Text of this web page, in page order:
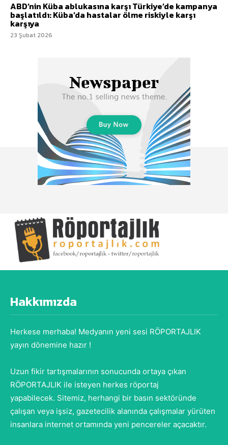
ABD’nin Küba ablukasına karşı Türkiye’de kampanya
başlatıldı: Küba’da hastalar ölme riskiyle karşı
karşıya
23 Şubat 2026
Hakkımızda
Herkese merhaba! Medyanın yeni sesi RÖPORTAJLIK
yayın dönemine hazır !
Uzun fikir tartışmalarının sonucunda ortaya çıkan
RÖPORTAJLIK ile isteyen herkes röportaj
yapabilecek. Sitemiz, herhangi bir basın sektöründe
çalışan veya işsiz, gazetecilik alanında çalışmalar yürüten
insanlara internet ortamında yeni pencereler açacaktır.